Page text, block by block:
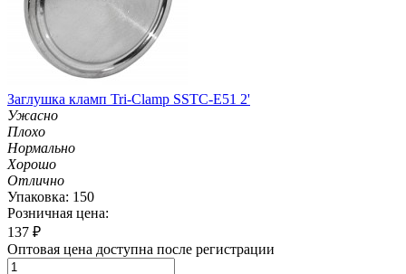
Заглушка кламп Tri-Clamp SSTC-Е51 2'
Ужасно
Плохо
Нормально
Хорошо
Отлично
Упаковка: 150
Розничная цена:
137 ₽
Оптовая цена доступна после регистрации